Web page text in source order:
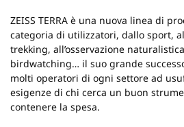
ZEISS TERRA è una nuova linea di
categoria di utilizzatori, dallo sport,
trekking, all’osservazione
birdwatching… il suo grande
molti operatori di ogni settore ad
esigenze di chi cerca un buon
contenere la spesa.